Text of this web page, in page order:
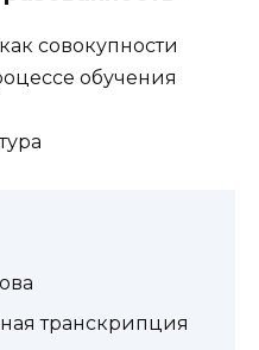
совокупности
обучения
транскрипция